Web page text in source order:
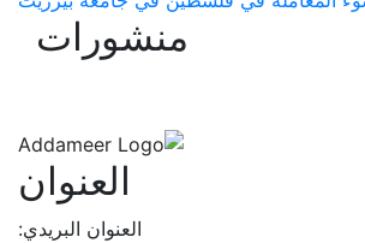
منشورات
العنوان
العنوان البريدي: